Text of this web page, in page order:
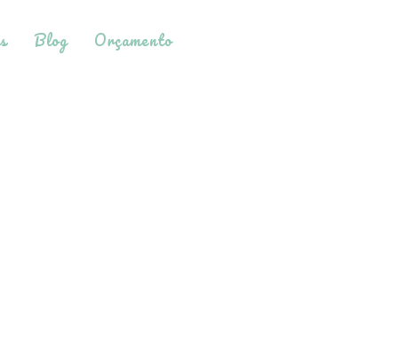
Blog Orçamento